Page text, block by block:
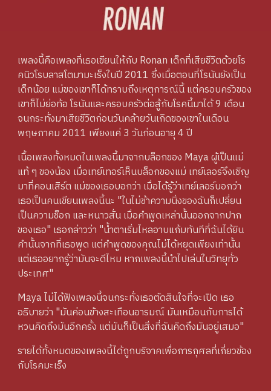
เพลงนี้คือเพลงที่เธอเขียนให้กับ Ronan เด็กที่เสียชีวิตด้วยโร
คนิวโรบลาสโตมามะเร็งในปี 2011 ซึ่งเมื่อตอนที่โรนันยังเป็น
เด็กน้อย แม่ของเขาก็ได้ทราบถึงเหตุการณ์นี้ แต่ครอบครัวของ
เขาก็ไม่ย่อท้อ โรนันและครอบครัวต่อสู้กับโรคนี้มาได้ 9 เดือน
จนกระทั่งมาเสียชีวิตก่อนวันคล้ายวันเกิดของเขาในเดือน
พฤษภาคม 2011 เพียงแค่ 3 วันก่อนอายุ 4 ปี
เนื้อเพลงทั้งหมดในเพลงนี้มาจากบล็อกของ Maya ผู้เป็นแม่
แท้ ๆ ของน้อง เมื่อเทย์เทอร์เห็นบล็อกของแม่ เทย์เลอร์จึงเชิญ
มาที่คอนเสิร์ต แม่ของเธอบอกว่า เมื่อได้รู้ว่าเทย์เลอร์บอกว่า
เธอเป็นคนเขียนเพลงนี้นะ "ในไม่ช้าความนิ่งของฉันก็เปลี่ยน
เป็นความช็อก และหนาวสั่น เมื่อคำพูดเหล่านั้นออกจากปาก
ของเธอ" เธอกล่าวว่า "น้ำตาเริ่มไหลอาบแก้มทันทีที่ฉันได้ยิน
คำนั้นจากที่เธอพูด แต่คำพูดของคุณไม่ได้หยุดเพียงเท่านั้น
แต่เธออยากรู้ว่ามันจะดีไหม หากเพลงนี้นำไปเล่นในวิทยุทั่ว
ประเทศ"
Maya ไม่ได้ฟังเพลงนี้จนกระทั่งเธอตัดสินใจที่จะเปิด เธอ
อธิบายว่า "มันค่อนข้างสะเทือนอารมณ์ มันเหมือนกับการได้
หวนคิดถึงมันอีกครั้ง แต่มันก็เป็นสิ่งที่ฉันคิดถึงมันอยู่เสมอ"
รายได้ทั้งหมดของเพลงนี้ได้ถูกบริจาคเพื่อการกุศลที่เกี่ยวข้อง
กับโรคมะเร็ง